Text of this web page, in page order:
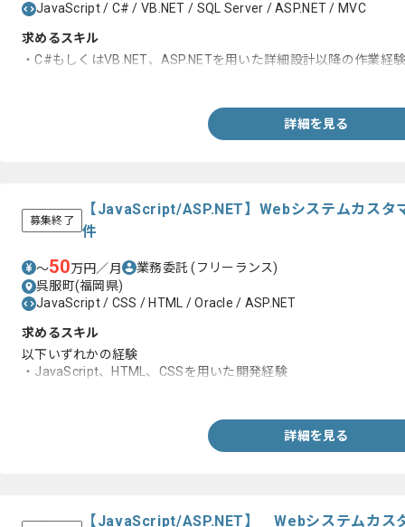
JavaScript / C# / VB.NET / SQL Server / ASP.NET / MVC
求めるスキル
・C#もしくはVB.NET、ASP.NETを用いた詳細設計以降の作業経
詳細を見る
募集終了
【JavaScript/ASP.NET】Webシステムカスタ
件
〜50万円／月 業務委託(フリーランス)
呉服町(福岡県)
JavaScript / CSS / HTML / Oracle / ASP.NET
求めるスキル
以下いずれかの経験
・JavaScript、HTML、CSSを用いた開発経験
詳細を見る
【JavaScript/ASP.NET】 Webシステムカス